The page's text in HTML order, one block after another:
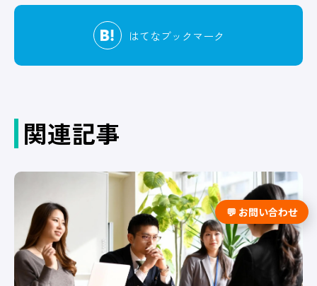
はてなブックマーク
関連記事
💬 お問い合わせ